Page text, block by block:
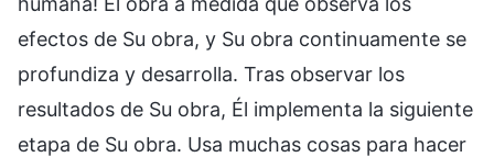
efectos de Su obra, y Su obra continuamente se
profundiza y desarrolla. Tras observar los
resultados de Su obra, Él implementa la siguiente
etapa de Su obra. Usa muchas cosas para hacer